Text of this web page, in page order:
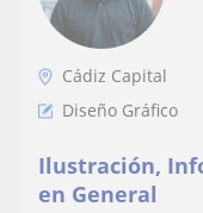
Cádiz Capital
Diseño Gráfico
Ilustración,
en General